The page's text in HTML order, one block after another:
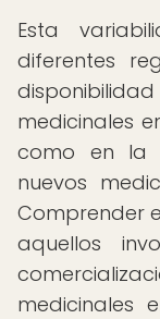
Esta
diferentes
medicinales
como en la
nuevos
Comprender
aquellos
medicinales